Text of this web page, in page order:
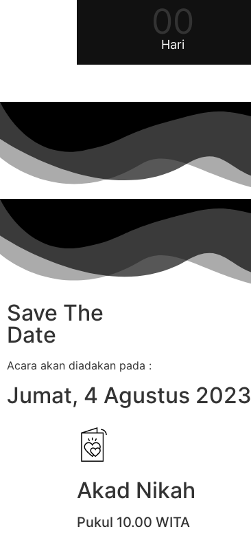
00
Hari
Save The
Date
Acara akan diadakan pada :
Jumat, 4 Agustus 2023
Akad Nikah
Pukul 10.00 WITA